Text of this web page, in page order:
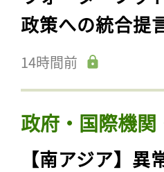
政策への統合提
14時間前
政府・国際機関
【南アジア】